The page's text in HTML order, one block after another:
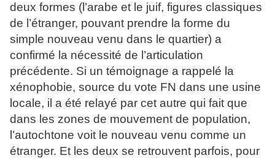
deux formes (l’arabe et le juif, figures classiques
de l’étranger, pouvant prendre la forme du
simple nouveau venu dans le quartier) a
confirmé la nécessité de l’articulation
précédente. Si un témoignage a rappelé la
xénophobie, source du vote FN dans une usine
locale, il a été relayé par cet autre qui fait que
dans les zones de mouvement de population,
l’autochtone voit le nouveau venu comme un
étranger. Et les deux se retrouvent parfois, pour